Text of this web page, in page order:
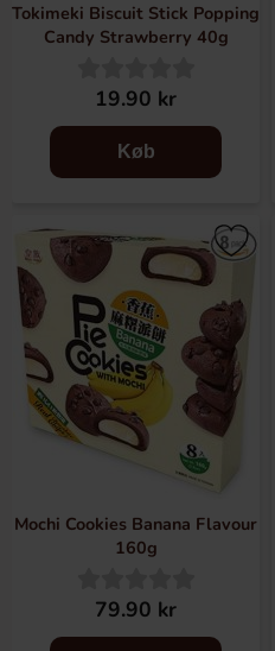
Tokimeki Biscuit Stick Popping
Candy Strawberry 40g
19.90 kr
Køb
Mochi Cookies Banana Flavour
160g
79.90 kr